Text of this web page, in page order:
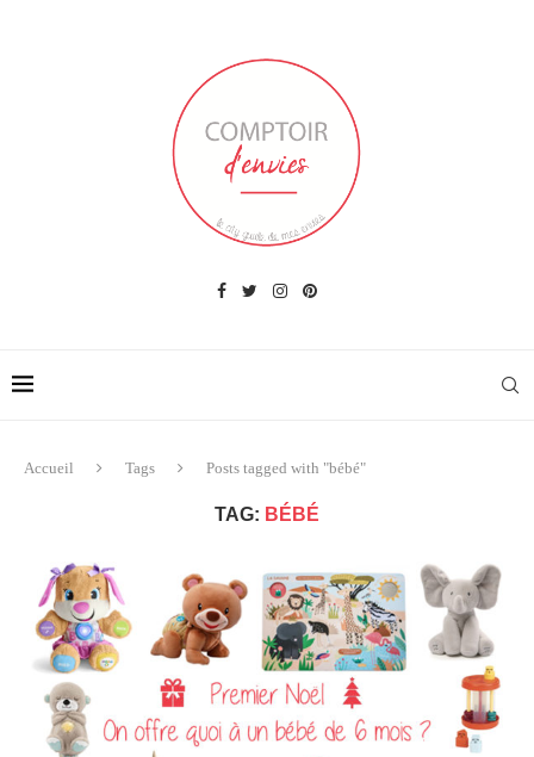
Accueil Tags Posts tagged with "bébé"
TAG: BÉBÉ